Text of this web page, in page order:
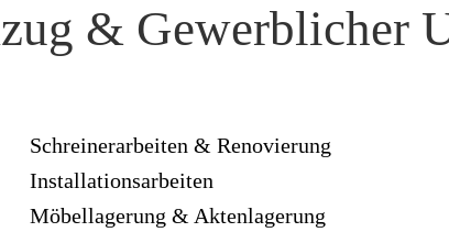
& Gewerblicher
Schreinerarbeiten & Renovierung
Installationsarbeiten
Möbellagerung & Aktenlagerung